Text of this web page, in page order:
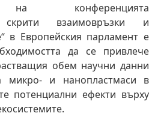
на конференцията
скрити взаимовръзки и
в Европейския парламент е
да се привлече
обем научни данни
микро- и нанопластмаси в
потенциални ефекти върху